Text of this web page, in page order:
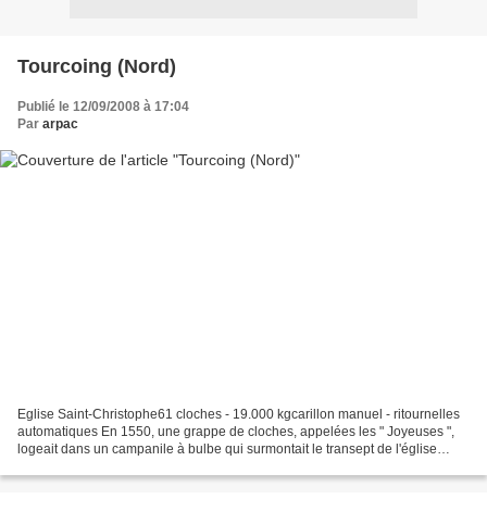
Tourcoing (Nord)
Publié le 12/09/2008 à 17:04
Par arpac
Eglise Saint-Christophe61 cloches - 19.000 kgcarillon manuel - ritournelles
automatiques En 1550, une grappe de cloches, appelées les " Joyeuses ",
logeait dans un campanile à bulbe qui surmontait le transept de l'église